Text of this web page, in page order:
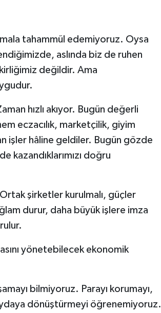
tahammül edemiyoruz. Oysa
aslında biz de ruhen
değildir. Ama
hızlı akıyor. Bugün değerli
eczacılık, marketçilik, giyim
işler hâline geldiler. Bugün gözde
kazandıklarımızı doğru
şirketler kurulmalı, güçler
durur, daha büyük işlere imza
yönetebilecek ekonomik
bilmiyoruz. Parayı korumayı,
dönüştürmeyi öğrenemiyoruz.